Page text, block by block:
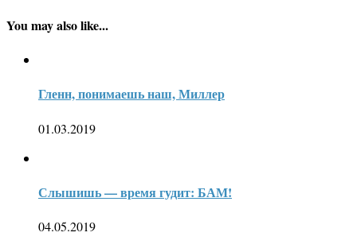
You may also like...
Гленн, понимаешь наш, Миллер
01.03.2019
Слышишь — время гудит: БАМ!
04.05.2019